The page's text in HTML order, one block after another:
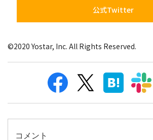
公式Twitter
©2020 Yostar, Inc. All Rights Reserved.